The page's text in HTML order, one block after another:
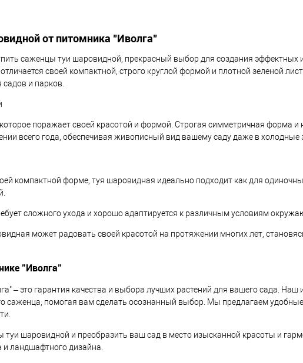
от питомника "Иволга"
саженцы туи шаровидной, прекрасный выбор для создания эффектных
своей компактной, строго круглой формой и плотной зеленой
и парков.
поражает своей красотой и формой. Строгая симметричная форма
всего года, обеспечивая живописный вид вашему саду даже в холодные
компактной форме, туя шаровидная идеально подходит как для
сложного ухода и хорошо адаптируется к различным условиям
может радовать своей красотой на протяжении многих лет,
"Иволга"
– это гарантия качества и выбора лучших растений для вашего сада. Наш
саженца, помогая вам сделать осознанный выбор. Мы предлагаем
туи шаровидной и преобразить ваш сад в место изысканной красоты и
ландшафтного дизайна.